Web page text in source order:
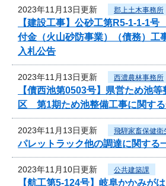
2023年11月13日更新 郡上土木事務所
【建設工事】公砂工第R5-1-1-1
付金（火山砂防事業）（債務）工
入札公告
2023年11月13日更新 西濃農林事務所
【債西池第0503号】県営ため池
区 第1期ため池整備工事に関す
2023年11月13日更新 飛騨家畜保健衛
パレットラック他の調達に関する
2023年11月10日更新 公共建築課
【航工第5-124号】岐阜かかみが